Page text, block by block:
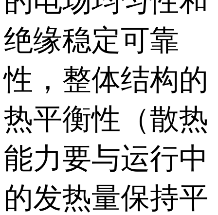
绝缘稳定可靠
性，整体结构的
热平衡性（散热
能力要与运行中
的发热量保持平